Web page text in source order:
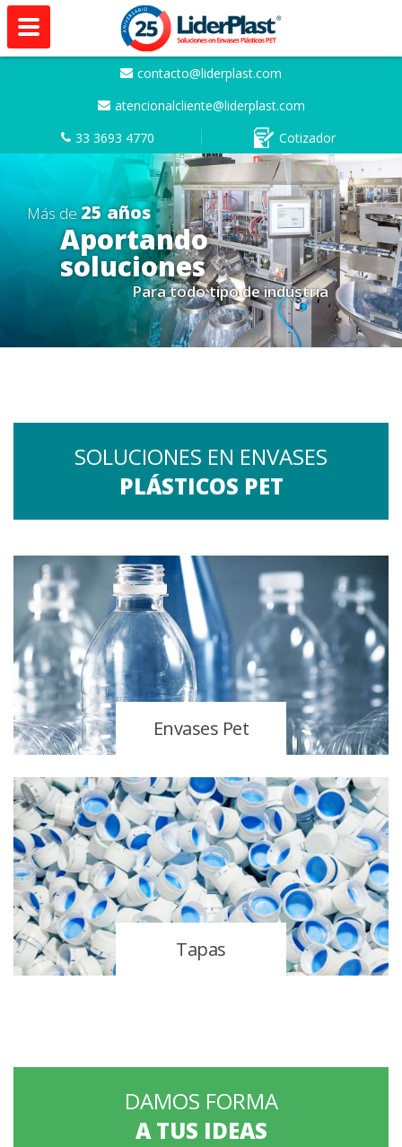
contacto@liderplast.com
atencionalcliente@liderplast.com
33 3693 4770
Cotizador
Más de 25 años
Aportando
soluciones
Para todo tipo de industria
SOLUCIONES EN ENVASES
PLÁSTICOS PET
Envases Pet
Tapas
DAMOS FORMA
A TUS IDEAS